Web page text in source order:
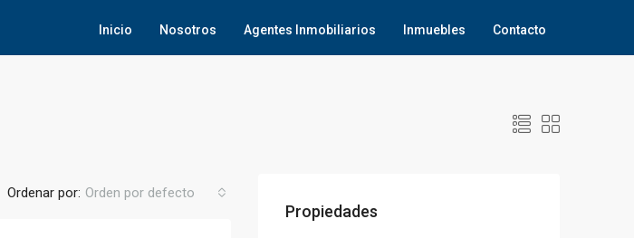
Inicio Nosotros Agentes Inmobiliarios Inmuebles Contacto
Ordenar por: Orden por defecto
Propiedades